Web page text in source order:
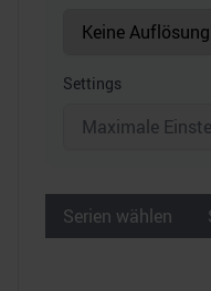
Settings
Serien wählen